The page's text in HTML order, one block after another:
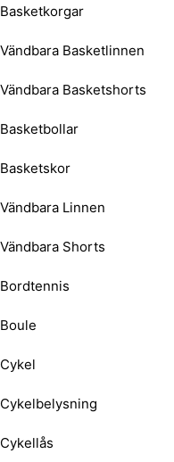
Basketkorgar
Vändbara Basketlinnen
Vändbara Basketshorts
Basketbollar
Basketskor
Vändbara Linnen
Vändbara Shorts
Bordtennis
Boule
Cykel
Cykelbelysning
Cykellås